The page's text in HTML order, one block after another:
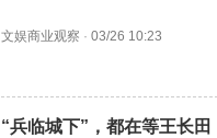
文娱商业观察 · 03/26 10:23
“兵临城下”，都在等王长田